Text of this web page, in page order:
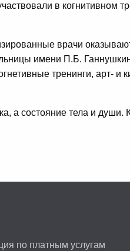
в когнитивном
врачи
имени П.Б.
тренинги, арт- и
а состояние тела и души.
по платным услугам